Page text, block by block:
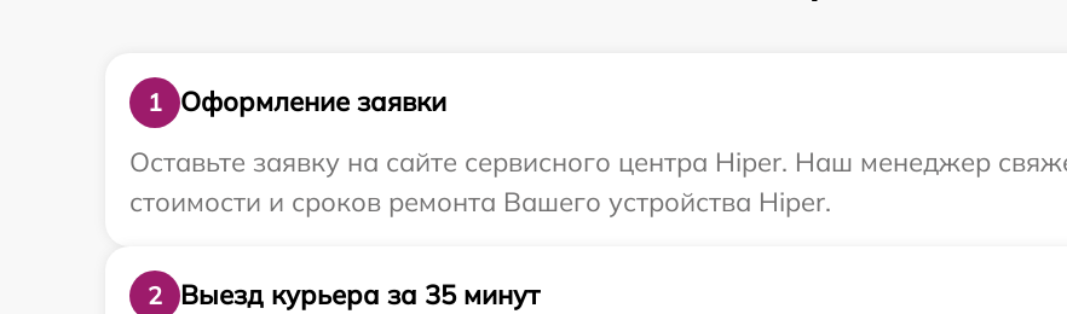
1
Оформление заявки
Оставьте заявку на сайте сервисного центра Hiper. Наш менеджер
стоимости и сроков ремонта Вашего устройства Hiper.
2
Выезд курьера за 35 минут